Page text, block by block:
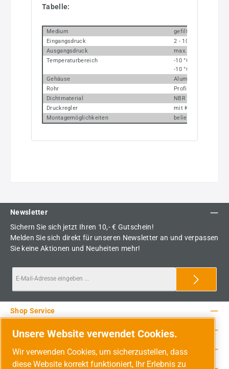
Tabelle:
Medium
gefilterte und
Eingangsdruck
2 - 10 bar
Ausgangsdruck
max. 20 bar bzw.
Temperaturbereich
-10 °C bis +50 °C
-10 °C bis +60 °C
Gehäuse
Aluminium, eloxiert
Rohr
Profilrohr aus
Dichtmaterial
NBR
Druckregler
mit
Montagemöglichkeiten
beliebig, über 4
Newsletter
Sichern Sie sich jetzt Ihren 10,- € Gutschein!
Melden Sie sich direkt für unseren Newsletter an und verpassen
Sie keine Aktionen und Neuheiten mehr!
Service-Hotline
Shop Service
Rechtliche Hinweise
Unsere Website verwendet Cookies.
Wir verwenden Cookies, um sicherzustellen, dass
diese Website korrekt funktioniert, Ihr Erlebnis zu